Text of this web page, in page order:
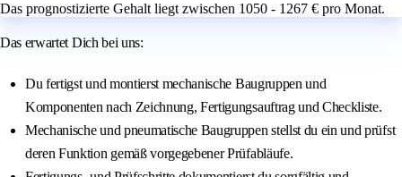
Das prognostizierte Gehalt liegt zwischen 1050 - 1267 € pro Monat.
Das erwartet Dich bei uns:
Du fertigst und montierst mechanische Baugruppen und
Komponenten nach Zeichnung, Fertigungsauftrag und Checkliste.
Mechanische und pneumatische Baugruppen stellst du ein und prüfst
deren Funktion gemäß vorgegebener Prüfabläufe.